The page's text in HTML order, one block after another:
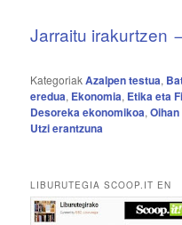
Jarraitu irakurtzen
KategoriakAzalpen testua,
eredua, Ekonomia, Etika eta
Desoreka ekonomikoa,
Utzi erantzuna
LIBURUTEGIA SCOOP.IT EN